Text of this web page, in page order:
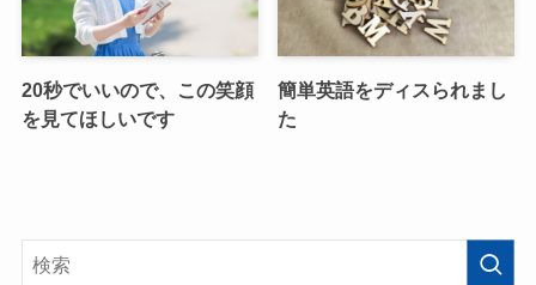
20秒でいいので、この笑顔
を見てほしいです
簡単英語をディスられまし
た